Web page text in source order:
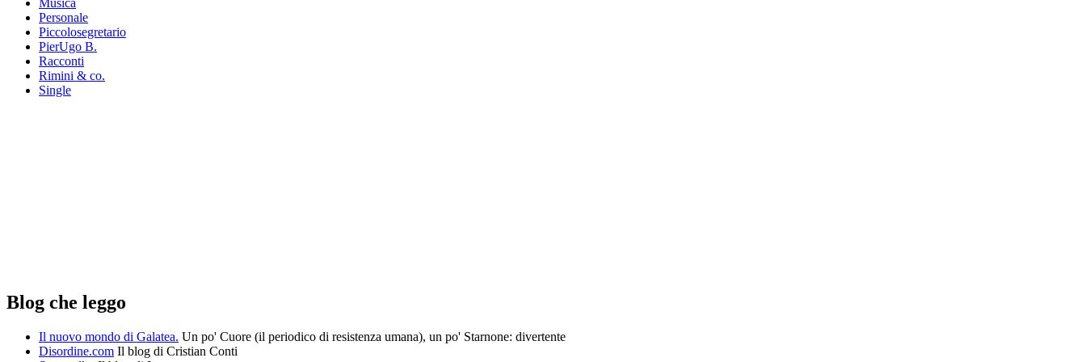
Musica
Personale
Piccolosegretario
PierUgo B.
Racconti
Rimini & co.
Single
Blog che leggo
Il nuovo mondo di Galatea. Un po' Cuore (il periodico di resistenza umana), un po' Starnone: divertente
Disordine.com Il blog di Cristian Conti